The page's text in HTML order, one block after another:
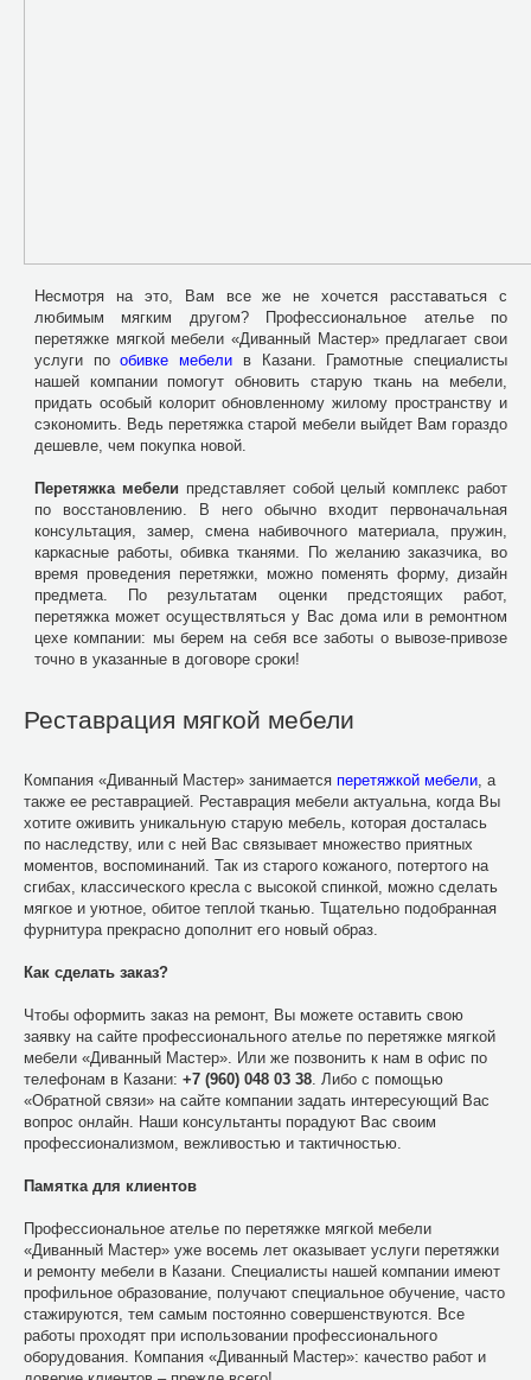
Несмотря на это, Вам все же не хочется расставаться с
любимым мягким другом? Профессиональное ателье по
перетяжке мягкой мебели «Диванный Мастер» предлагает свои
услуги пообивке мебели в Казани. Грамотные специалисты
нашей компании помогут обновить старую ткань на мебели,
придать особый колорит обновленному жилому пространству и
сэкономить. Ведь перетяжка старой мебели выйдет Вам гораздо
дешевле, чем покупка новой.
Перетяжка мебели представляет собой целый комплекс работ
по восстановлению. В него обычно входит первоначальная
консультация, замер, смена набивочного материала, пружин,
каркасные работы, обивка тканями. По желанию заказчика, во
время проведения перетяжки, можно поменять форму, дизайн
предмета. По результатам оценки предстоящих работ,
перетяжка может осуществляться у Вас дома или в ремонтном
цехе компании: мы берем на себя все заботы о вывозе-привозе
точно в указанные в договоре сроки!
Реставрация мягкой мебели
Компания «Диванный Мастер» занимается перетяжкой мебели, а
также ее реставрацией. Реставрация мебели актуальна, когда Вы
хотите оживить уникальную старую мебель, которая досталась
по наследству, или с ней Вас связывает множество приятных
моментов, воспоминаний. Так из старого кожаного, потертого на
сгибах, классического кресла с высокой спинкой, можно сделать
мягкое и уютное, обитое теплой тканью. Тщательно подобранная
фурнитура прекрасно дополнит его новый образ.
Как сделать заказ?
Чтобы оформить заказ на ремонт, Вы можете оставить свою
заявку на сайте профессионального ателье по перетяжке мягкой
мебели «Диванный Мастер». Или же позвонить к нам в офис по
телефонам в Казани: +7 (960) 048 03 38. Либо с помощью
«Обратной связи» на сайте компании задать интересующий Вас
вопрос онлайн. Наши консультанты порадуют Вас своим
профессионализмом, вежливостью и тактичностью.
Памятка для клиентов
Профессиональное ателье по перетяжке мягкой мебели
«Диванный Мастер» уже восемь лет оказывает услуги перетяжки
и ремонту мебели в Казани. Специалисты нашей компании имеют
профильное образование, получают специальное обучение, часто
стажируются, тем самым постоянно совершенствуются. Все
работы проходят при использовании профессионального
оборудования. Компания «Диванный Мастер»: качество работ и